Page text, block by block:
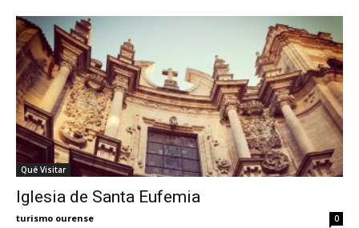
Qué Visitar
Iglesia de Santa Eufemia
turismo ourense 0